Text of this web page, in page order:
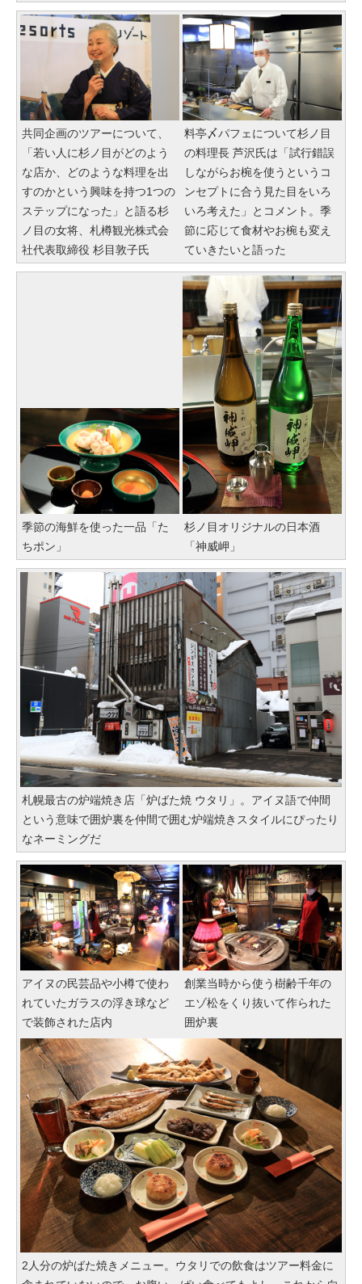
共同企画のツアーについて、
「若い人に杉ノ目がどのよう
な店か、どのような料理を出
すのかという興味を持つ1つの
ステップになった」と語る杉
ノ目の女将、札樽観光株式会
社代表取締役 杉目敦子氏
料亭〆パフェについて杉ノ目
の料理長 芦沢氏は「試行錯誤
しながらお椀を使うというコ
ンセプトに合う見た目をいろ
いろ考えた」とコメント。季
節に応じて食材やお椀も変え
ていきたいと語った
季節の海鮮を使った一品「た
ちポン」
杉ノ目オリジナルの日本酒
「神威岬」
札幌最古の炉端焼き店「炉ばた焼 ウタリ」。アイヌ語で仲間
という意味で囲炉裏を仲間で囲む炉端焼きスタイルにぴったり
なネーミングだ
アイヌの民芸品や小樽で使わ
れていたガラスの浮き球など
で装飾された店内
創業当時から使う樹齢千年の
エゾ松をくり抜いて作られた
囲炉裏
2人分の炉ばた焼きメニュー。ウタリでの飲食はツアー料金に